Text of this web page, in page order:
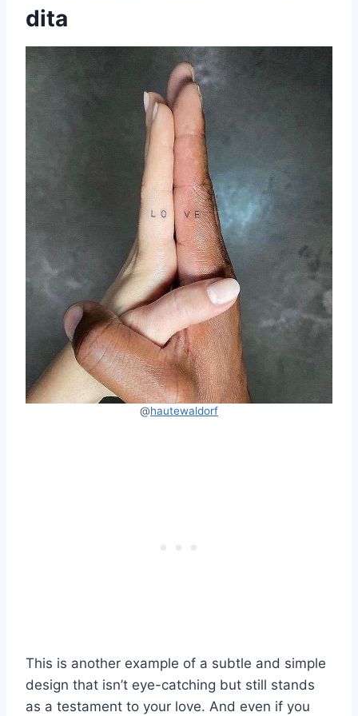
dita
@hautewaldorf
This is another example of a subtle and simple
design that isn’t eye-catching but still stands
as a testament to your love. And even if you